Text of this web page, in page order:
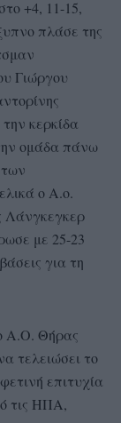
+4, 11-15,
πλάσε της
Γιώργου
κερκίδα
ομάδα πάνω
ο Α.ο.
Λάνγκεγκερ
με 25-23
για τη
Α.Ο. Θήρας
τελειώσει το
επιτυχία
τις ΗΠΑ,